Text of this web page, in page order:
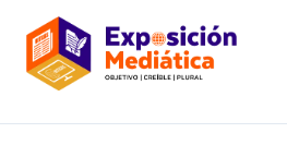
contenido